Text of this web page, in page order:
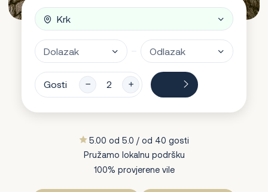
Gosti
5.00 od 5.0 / od 40 gosti
Pružamo lokalnu podršku
100% provjerene vile